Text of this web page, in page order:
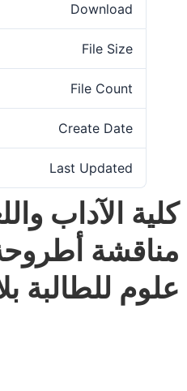
Download
File Size
File Count
Create Date
Last Updated
كلية الآداب
مناقشة
علوم للطالبة